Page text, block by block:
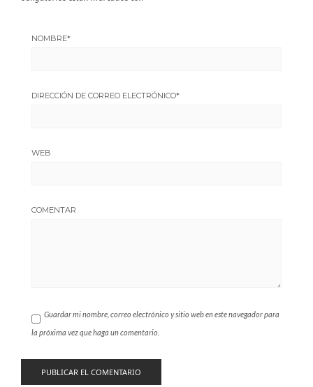
NOMBRE*
DIRECCIÓN DE CORREO ELECTRÓNICO*
WEB
COMENTAR
Guardar mi nombre, correo electrónico y sitio web en este navegador para
la próxima vez que haga un comentario.